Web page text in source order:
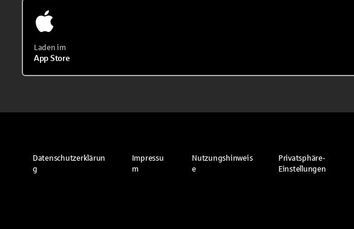
Laden im
App Store
Datenschutzerklärun
g
Impressu
m
Nutzungshinweis
e
Privatsphäre-
Einstellungen